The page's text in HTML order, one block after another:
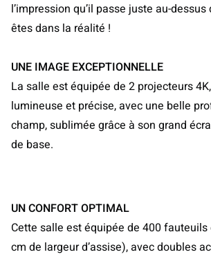
l’impression qu’il passe juste au-
êtes dans la réalité !
UNE IMAGE EXCEPTIONNELLE
La salle est équipée de 2 projecteurs
lumineuse et précise, avec une belle
champ, sublimée grâce à son grand
de base.
UN CONFORT OPTIMAL
Cette salle est équipée de 400 fauteuils
cm de largeur d’assise), avec doubles